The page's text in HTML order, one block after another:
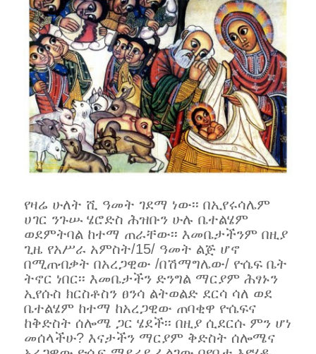
የዛሬ ሁለት ሺ ዓመት ገደማ ነው፡፡ በኢየሩሳሌም
ሀገር ንጉሡ ሄሮድስ ሕዝቡን ሁሉ ቤተልሄም
ወደምትባል ከተማ ጠራቸው፡፡ እመቤታችንም በዚያ
ጊዜ የአሥራ አምስት/15/ ዓመት ልጅ ሆኖ
በሚጠብቃት በአረጋዊው /በሽማግሌው/ ዮሴፍ ቤት
ትኖር ነበር፡፡ እመቤታችን ድንግል ማርያም ሕፃኑን
ኢየሱስ ክርስቶስን ፀንሳ ልትወልድ ደርሳ ሳለ ወደ
ቤተልሄም ከተማ ከአረጋዊው ጠባቂዋ ዮሴፍና
ከቅድስት ሰሎሜ ጋር ሄደች፡፡ በዚያ ሲደርሱ ምን ሆነ
መሰላችሁ? እናታችን ማርያም ቅድስት ሰሎሜና